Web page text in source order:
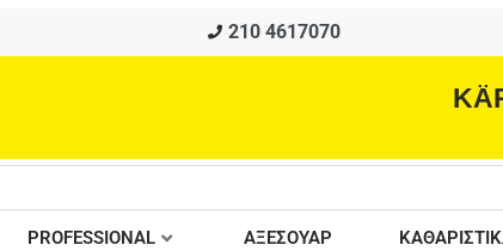
210 4617070
PROFESSIONAL ΑΞΕΣΟΥΑΡ